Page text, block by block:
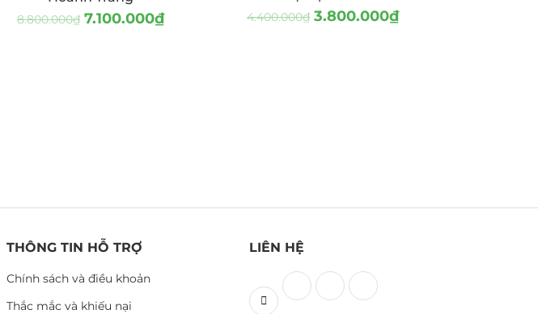
8.800.000₫ 7.100.000₫ 4.400.000₫ 3.800.000₫
THÔNG TIN HỖ TRỢ
Chính sách và điều khoản
Thắc mắc và khiếu nại
LIÊN HỆ